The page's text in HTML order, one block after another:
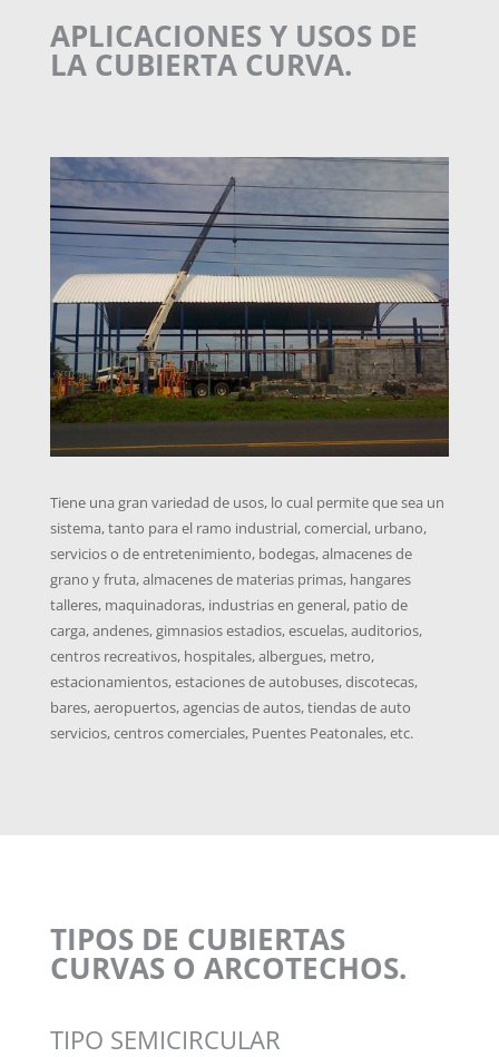
APLICACIONES Y USOS DE
LA CUBIERTA CURVA.
Tiene una gran variedad de usos, lo cual permite que sea un
sistema, tanto para el ramo industrial, comercial, urbano,
servicios o de entretenimiento, bodegas, almacenes de
grano y fruta, almacenes de materias primas, hangares
talleres, maquinadoras, industrias en general, patio de
carga, andenes, gimnasios estadios, escuelas, auditorios,
centros recreativos, hospitales, albergues, metro,
estacionamientos, estaciones de autobuses, discotecas,
bares, aeropuertos, agencias de autos, tiendas de auto
servicios, centros comerciales, Puentes Peatonales, etc.
TIPOS DE CUBIERTAS
CURVAS O ARCOTECHOS.
TIPO SEMICIRCULAR